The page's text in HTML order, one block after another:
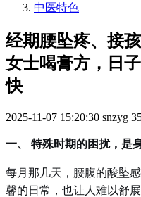
中医特色
经期腰坠疼、接
女士喝膏方，日
快
2025-11-07 15:20:30 snzyg
一、 特殊时期的困扰，是
每月那几天，腰腹的酸坠
馨的日常，也让人难以舒